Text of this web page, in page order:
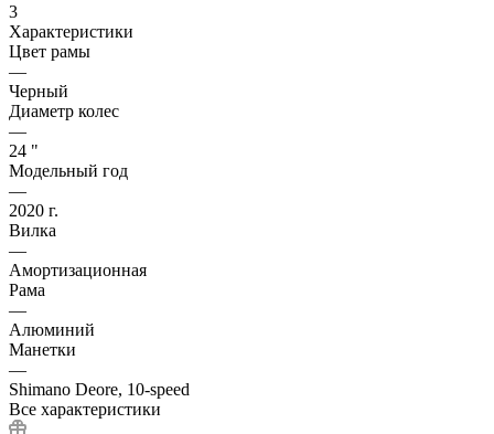
3
Характеристики
Цвет рамы
—
Черный
Диаметр колес
—
24 "
Модельный год
—
2020 г.
Вилка
—
Амортизационная
Рама
—
Алюминий
Манетки
—
Shimano Deore, 10-speed
Все характеристики